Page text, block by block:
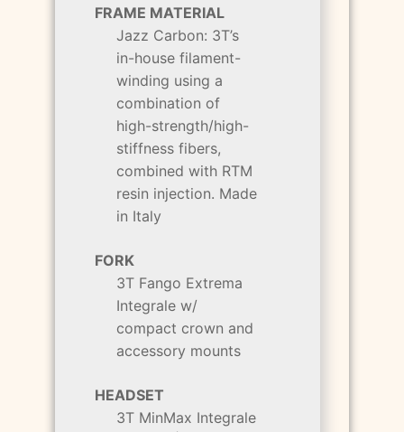
FRAME MATERIAL
Jazz Carbon: 3T’s
in-house filament-
winding using a
combination of
high-strength/high-
stiffness fibers,
combined with RTM
resin injection. Made
in Italy
FORK
3T Fango Extrema
Integrale w/
compact crown and
accessory mounts
HEADSET
3T MinMax Integrale